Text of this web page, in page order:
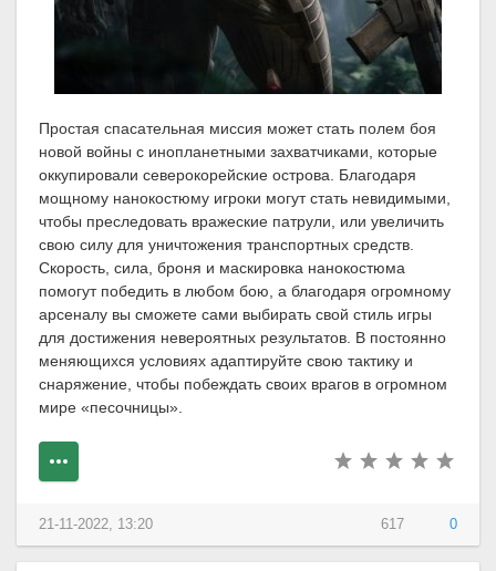
Простая спасательная миссия может стать полем боя
новой войны с инопланетными захватчиками, которые
оккупировали северокорейские острова. Благодаря
мощному нанокостюму игроки могут стать невидимыми,
чтобы преследовать вражеские патрули, или увеличить
свою силу для уничтожения транспортных средств.
Скорость, сила, броня и маскировка нанокостюма
помогут победить в любом бою, а благодаря огромному
арсеналу вы сможете сами выбирать свой стиль игры
для достижения невероятных результатов. В постоянно
меняющихся условиях адаптируйте свою тактику и
снаряжение, чтобы побеждать своих врагов в огромном
мире «песочницы».
617 0
21-11-2022, 13:20